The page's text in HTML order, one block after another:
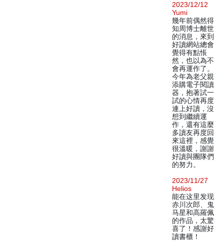
2023/12/12
Yumi
幾年前偶然得
知周博士離世
的消息，來到
好讀網站總會
覺得有點悵
然，也以為不
會再運作了。
今年為老父親
添購電子閱讀
器，抱著試一
試的心情再度
連上好讀，沒
想到繼續運
作，還有這麼
多讀友再度回
來這裡，感覺
很溫暖，謝謝
好讀與團隊們
的努力。
2023/11/27
Helios
能在这里发现
赤川次郎、鬼
马星和高羅佩
的作品，太驚
喜了！感謝好
讀書櫃！